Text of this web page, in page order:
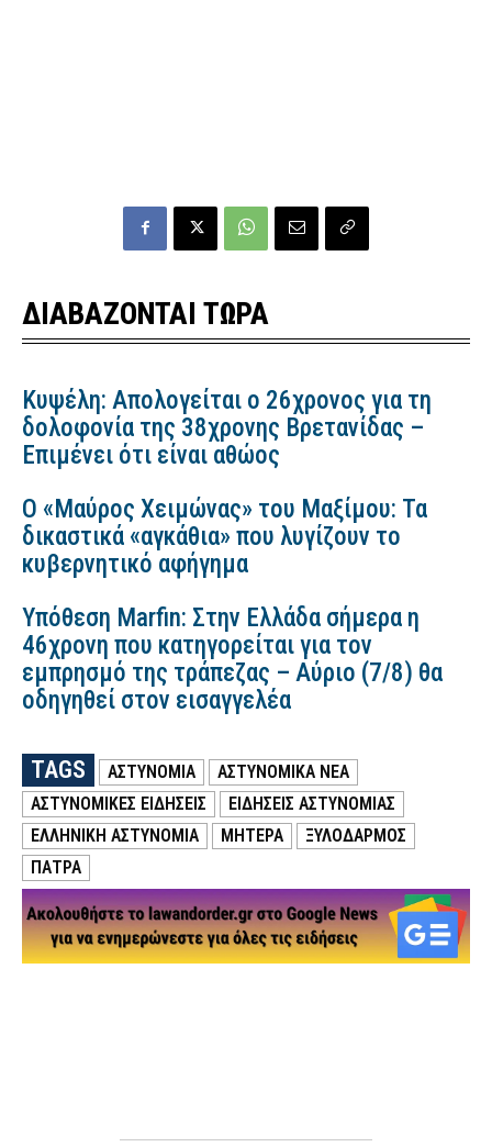
ΔΙΑΒΑΖΟΝΤΑΙ ΤΩΡΑ
Κυψέλη: Απολογείται ο 26χρονος για τη
δολοφονία της 38χρονης Βρετανίδας –
Επιμένει ότι είναι αθώος
Ο «Μαύρος Χειμώνας» του Μαξίμου: Τα
δικαστικά «αγκάθια» που λυγίζουν το
κυβερνητικό αφήγημα
Υπόθεση Marfin: Στην Ελλάδα σήμερα η
46χρονη που κατηγορείται για τον
εμπρησμό της τράπεζας – Αύριο (7/8) θα
οδηγηθεί στον εισαγγελέα
TAGS ΑΣΤΥΝΟΜΙΑ
ΑΣΤΥΝΟΜΙΚΑ ΝΕΑ
ΑΣΤΥΝΟΜΙΚΕΣ ΕΙΔΗΣΕΙΣ
ΕΙΔΗΣΕΙΣ ΑΣΤΥΝΟΜΙΑΣ
ΕΛΛΗΝΙΚΗ ΑΣΤΥΝΟΜΙΑ
ΜΗΤΕΡΑ
ΞΥΛΟΔΑΡΜΟΣ
ΠΑΤΡΑ